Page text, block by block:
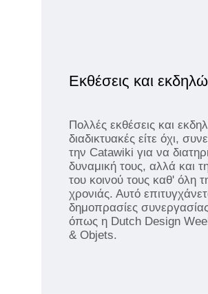
Εκθέσεις και
Πολλές εκθέσεις και
διαδικτυακές είτε όχι,
την Catawiki για να
δυναμική τους, αλλά και
του κοινού τους καθ' όλη
χρονιάς. Αυτό
δημοπρασίες συνεργασίας
όπως η Dutch Design
& Objets.